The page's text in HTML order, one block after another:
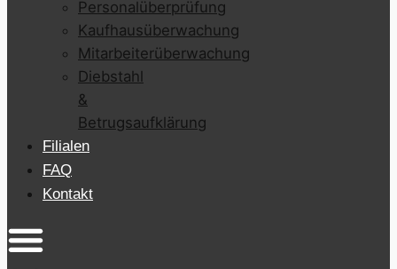
Personalüberprüfung
Kaufhausüberwachung
Mitarbeiterüberwachung
Diebstahl
&
Betrugsaufklärung
Filialen
FAQ
Kontakt